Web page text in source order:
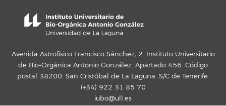
ORGÁNICA ANTONIO GONZÁLEZ
Avenida Astrofísico Francisco Sánchez, 2. Instituto Universitario
de Bio-Orgánica Antonio González. Apartado 456. Código
postal 38200. San Cristóbal de La Laguna. S/C de Tenerife.
(+34) 922 31 85 70
iubo@ull.es